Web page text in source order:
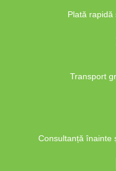
Plată rapidă
Transport
Consultanță înainte